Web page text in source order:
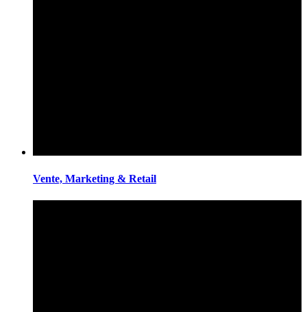
Vente, Marketing & Retail